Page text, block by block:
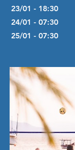
23/01 - 18:30
24/01 - 07:30
25/01 - 07:30